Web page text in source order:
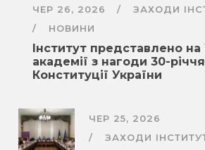
ЧЕР 26, 2026
ЗАХОДИ
НОВИНИ
Інститут представлено на
академії з нагоди 30-
Конституції України
ЧЕР 25, 2026
ЗАХОДИ